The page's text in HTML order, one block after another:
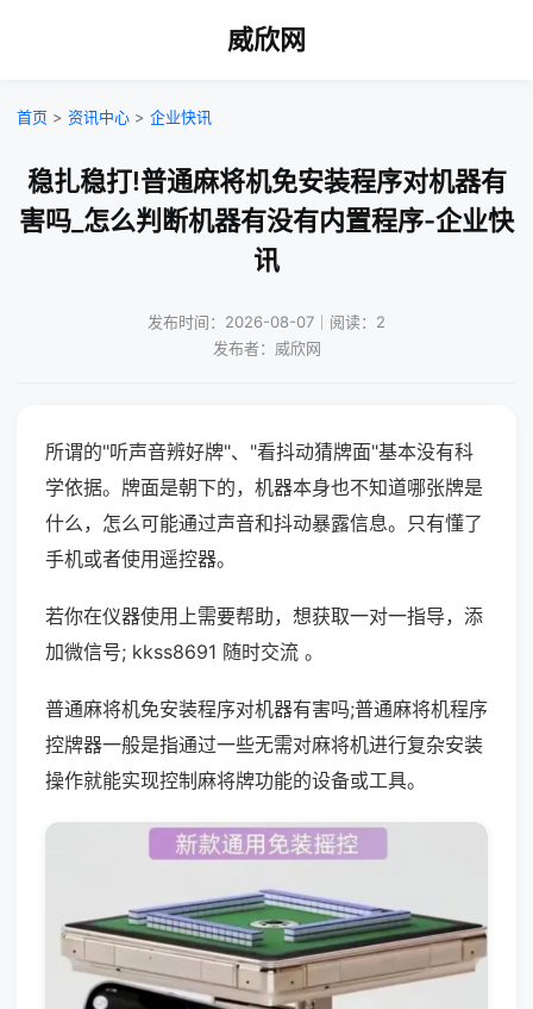
威欣网
首页 > 资讯中心 > 企业快讯
稳扎稳打!普通麻将机免安装程序对机器有
害吗_怎么判断机器有没有内置程序-企业快
讯
发布时间：2026-08-07｜阅读：2
发布者：威欣网
所谓的"听声音辨好牌"、"看抖动猜牌面"基本没有科
学依据。牌面是朝下的，机器本身也不知道哪张牌是
什么，怎么可能通过声音和抖动暴露信息。只有懂了
手机或者使用遥控器。
若你在仪器使用上需要帮助，想获取一对一指导，添
加微信号; kkss8691 随时交流 。
普通麻将机免安装程序对机器有害吗;普通麻将机程序
控牌器一般是指通过一些无需对麻将机进行复杂安装
操作就能实现控制麻将牌功能的设备或工具。